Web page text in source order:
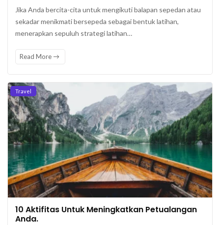
Jika Anda bercita-cita untuk mengikuti balapan sepedan atau
sekadar menikmati bersepeda sebagai bentuk latihan,
menerapkan sepuluh strategi latihan…
Read More
Travel
10 Aktifitas Untuk Meningkatkan Petualangan
Anda.